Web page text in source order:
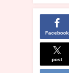
Facebook
post